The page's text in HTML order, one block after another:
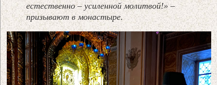
естественно – усиленной молитвой!» –
призывают в монастыре.